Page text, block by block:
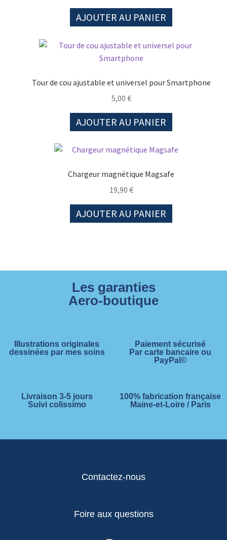
AJOUTER AU PANIER
Tour de cou ajustable et universel pour Smartphone
5,00 €
AJOUTER AU PANIER
Chargeur magnétique Magsafe
19,90 €
AJOUTER AU PANIER
Les garanties
Aero-boutique
Illustrations originales
dessinées par mes soins
Paiement sécurisé
Par carte bancaire ou
PayPal©
Livraison 3-5 jours
Suivi colissimo
100% fabrication française
Maine-et-Loire / Paris
Contactez-nous
Foire aux questions